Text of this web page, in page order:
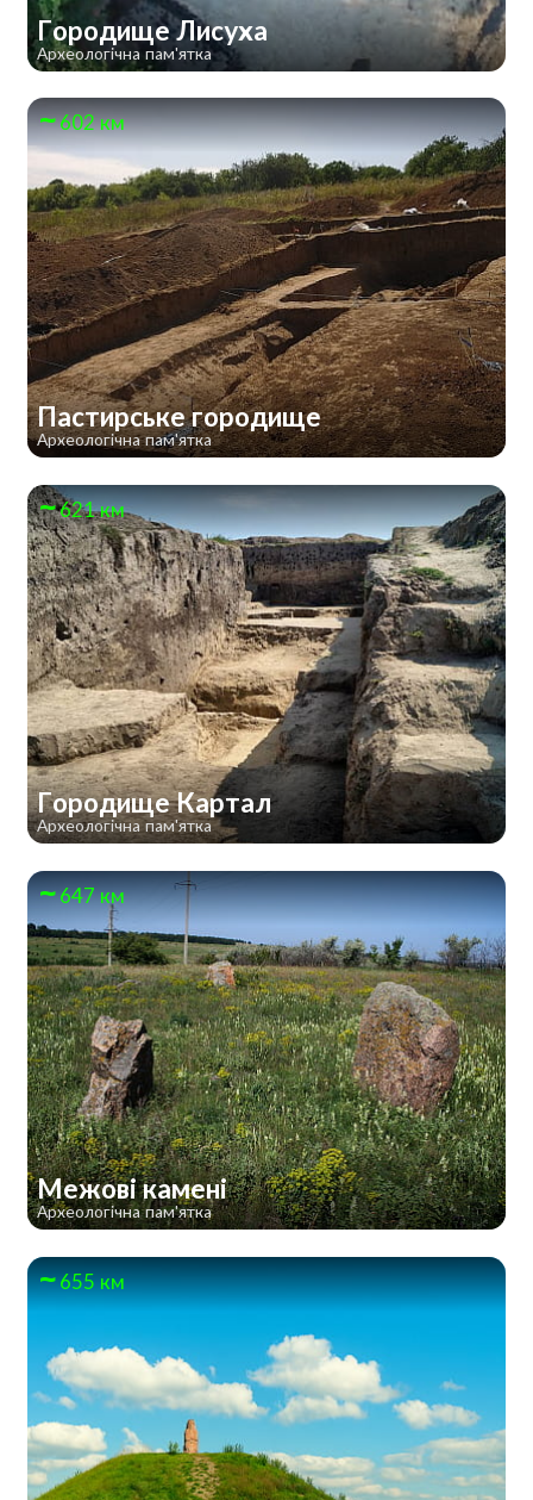
Городище Лисуха
Археологічна пам'ятка
602 км
Пастирське городище
Археологічна пам'ятка
621 км
Городище Картал
Археологічна пам'ятка
647 км
Межові камені
Археологічна пам'ятка
655 км